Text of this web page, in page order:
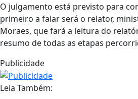
O julgamento está previsto para
primeiro a falar será o relator,
Moraes, que fará a leitura do
resumo de todas as etapas
Publicidade
Leia Também: